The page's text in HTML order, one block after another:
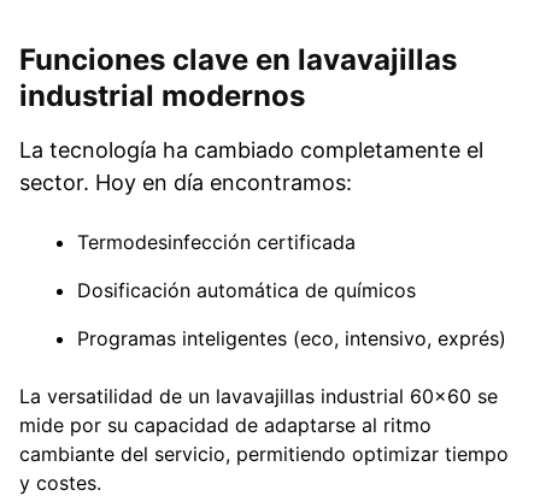
Funciones clave en lavavajillas
industrial modernos
La tecnología ha cambiado completamente el
sector. Hoy en día encontramos:
Termodesinfección certificada
Dosificación automática de químicos
Programas inteligentes (eco, intensivo, exprés)
La versatilidad de un lavavajillas industrial 60×60 se
mide por su capacidad de adaptarse al ritmo
cambiante del servicio, permitiendo optimizar tiempo
y costes.